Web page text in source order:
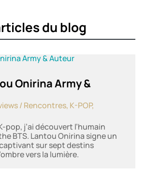
du blog
Onirina Army &
/ Rencontres, K-POP,
pop, j’ai découvert l’humain
BTS. Lantou Onirina signe un
sur sept destins
vers la lumière.